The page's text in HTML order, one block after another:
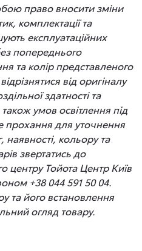
право вносити зміни
комплектації та
експлуатаційних
попереднього
та колір представленого
від оригіналу
здатності та
умов освітлення під
прохання для уточнення
наявності, кольору та
звертатись до
центру Тойота Центр Київ
+38 044 591 50 04.
та його встановлення
огляд товару.